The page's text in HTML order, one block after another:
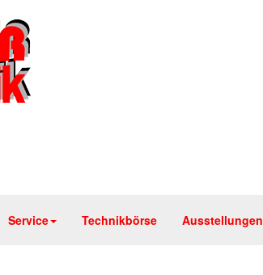
Service Technikbörse Ausstellungen